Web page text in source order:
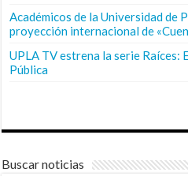
Académicos de la Universidad de
proyección internacional de
UPLA TV estrena la serie Raíces:
Pública
Buscar noticias